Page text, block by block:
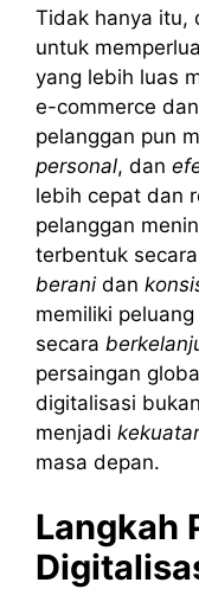
Tidak hanya itu,
untuk
yang lebih luas
e-commerce
pelanggan pun
personal, dan
lebih cepat dan
pelanggan
terbentuk
beranidan
memiliki
secara
persaingan
digitalisasi
menjadi
masa depan.
Langkah